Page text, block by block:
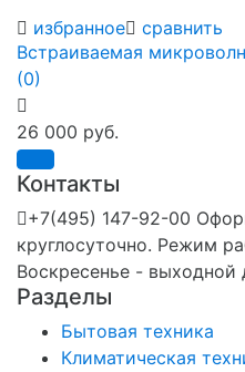
избранное сравнить
Встраиваемая
(0)
26 000 руб.
Контакты
+7(495) 147-92-00
круглосуточно. Режим
Воскресенье - выходной
Разделы
Бытовая техника
Климатическая